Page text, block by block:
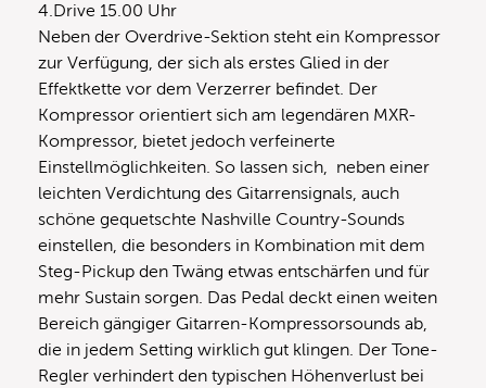
4.Drive 15.00 Uhr
Neben der Overdrive-Sektion steht ein Kompressor
zur Verfügung, der sich als erstes Glied in der
Effektkette vor dem Verzerrer befindet. Der
Kompressor orientiert sich am legendären MXR-
Kompressor, bietet jedoch verfeinerte
Einstellmöglichkeiten. So lassen sich, neben einer
leichten Verdichtung des Gitarrensignals, auch
schöne gequetschte Nashville Country-Sounds
einstellen, die besonders in Kombination mit dem
Steg-Pickup den Twäng etwas entschärfen und für
mehr Sustain sorgen. Das Pedal deckt einen weiten
Bereich gängiger Gitarren-Kompressorsounds ab,
die in jedem Setting wirklich gut klingen. Der Tone-
Regler verhindert den typischen Höhenverlust bei